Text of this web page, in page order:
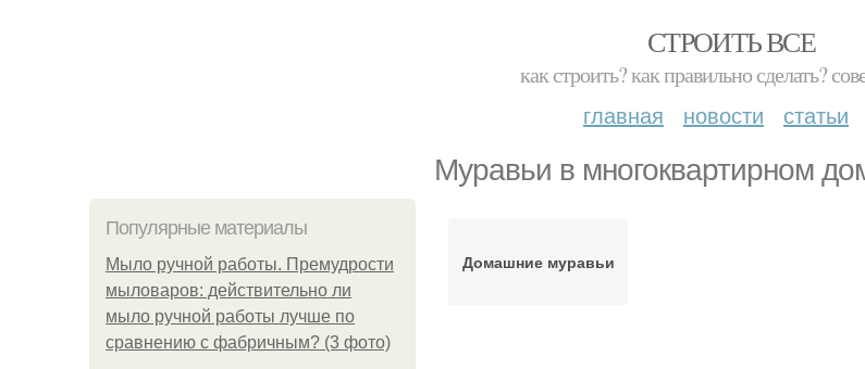
СТРОИТЬ ВСЕ
как строить? как правильно сделать?
главная новости статьи
Муравьи в многоквартирном
Популярные материалы
Мыло ручной работы. Премудрости
мыловаров: действительно ли
мыло ручной работы лучше по
сравнению с фабричным? (3 фото)
Домашние муравьи